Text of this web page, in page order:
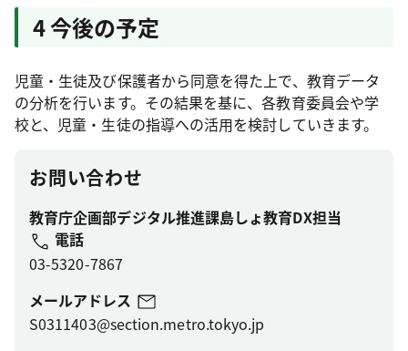
4 今後の予定
児童・生徒及び保護者から同意を得た上で、教育データ
の分析を行います。その結果を基に、各教育委員会や学
校と、児童・生徒の指導への活用を検討していきます。
お問い合わせ
教育庁企画部デジタル推進課島しょ教育DX担当
電話
03-5320-7867
メールアドレス
S0311403@section.metro.tokyo.jp